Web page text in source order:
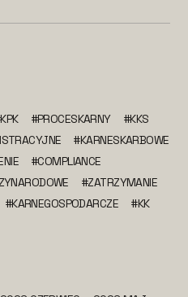
#PROCESKARNY
#KKS
#KARNESKARBOWE
#COMPLIANCE
#ZATRZYMANIE
#KARNEGOSPODARCZE
#KK